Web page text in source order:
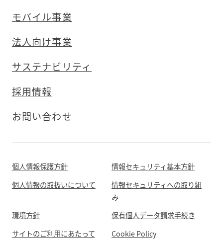
モバイル事業
法人向け事業
サステナビリティ
採用情報
お問い合わせ
個人情報保護方針
情報セキュリティ基本方針
個人情報の取扱いについて
情報セキュリティへの取り組
み
環境方針
保有個人データ請求手続き
サイトのご利用にあたって
Cookie Policy